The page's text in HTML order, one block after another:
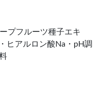
プフルーツ種子エキ
ヒアルロン酸Na・pH調